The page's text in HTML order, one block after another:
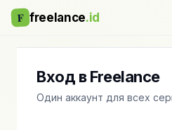
F freelance.id
Вход в Freelance
Один аккаунт для всех